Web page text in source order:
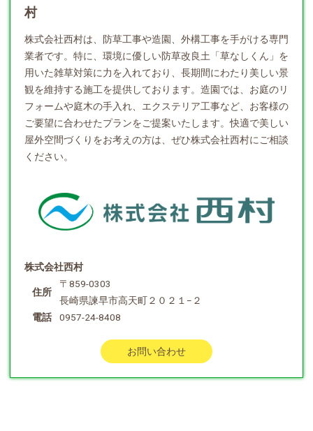
村
株式会社西村は、防草工事や造園、外構工事を手がける専門
業者です。特に、環境に優しい防草改良土「草なしくん」を
用いた雑草対策に力を入れており、長期間にわたり美しい景
観を維持する施工を提供しております。造園では、お庭のリ
フォームや庭木の手入れ、エクステリア工事など、お客様の
ご要望に合わせたプランをご提案いたします。快適で美しい
屋外空間づくりをお考えの方は、ぜひ株式会社西村にご相談
ください。
株式会社西村
住所
〒859-0303
長崎県諫早市高天町２０２１−２
電話
0957-24-8408
お問い合わせ